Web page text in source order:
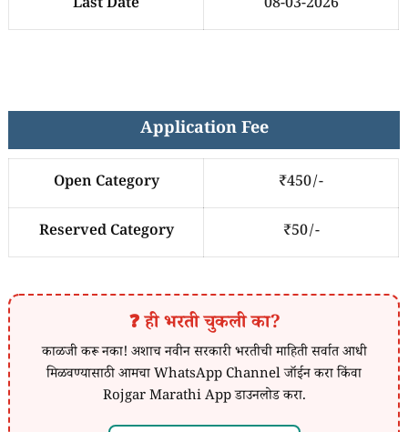
Last Date 08-03-2026
Application Fee
Open Category ₹450/-
Reserved Category ₹50/-
❓ ही भरती चुकली का?
काळजी करू नका! अशाच नवीन सरकारी भरतीची माहिती सर्वात आधी
मिळवण्यासाठी आमचा WhatsApp Channel जॉईन करा किंवा
Rojgar Marathi App डाउनलोड करा.